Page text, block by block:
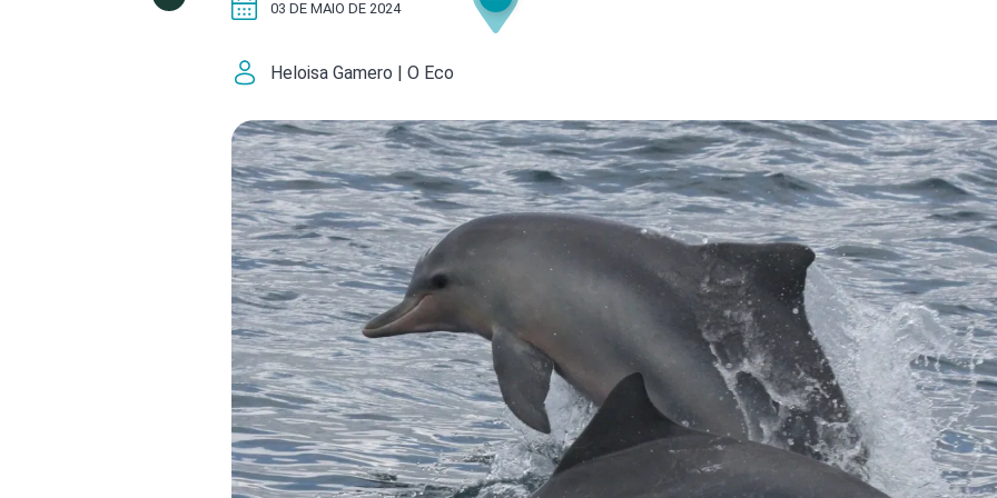
Saúde, Bicho
Segunda
Túnel do
Universo
Heloisa Gamero | O Eco
03 DE MAIO DE 2024